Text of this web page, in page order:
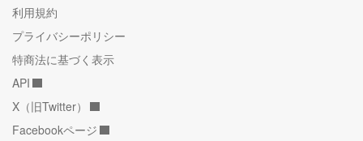
利用規約
プライバシーポリシー
特商法に基づく表示
API
X（旧Twitter）
Facebookページ